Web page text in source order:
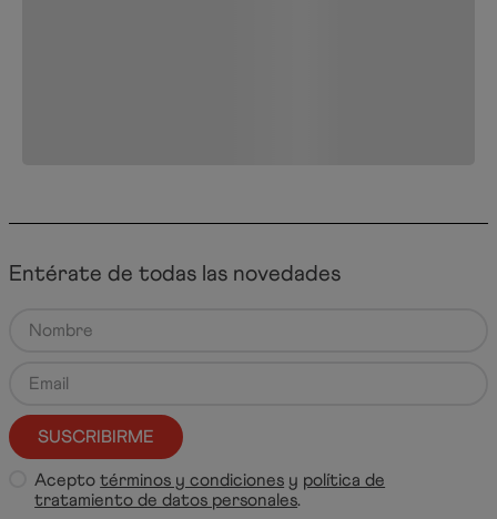
Entérate de todas las novedades
SUSCRIBIRME
Aceptotérminos y condiciones y política de
tratamiento de datos personales.